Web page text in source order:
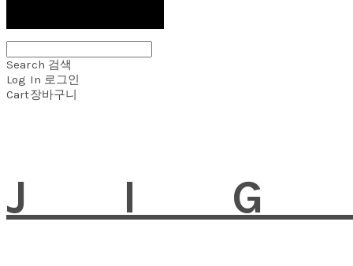
Search 검색
Log In 로그인
Cart장바구니